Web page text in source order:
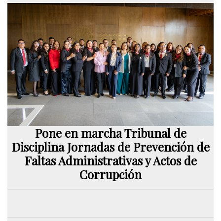
Pone en marcha Tribunal de
Disciplina Jornadas de Prevención de
Faltas Administrativas y Actos de
Corrupción